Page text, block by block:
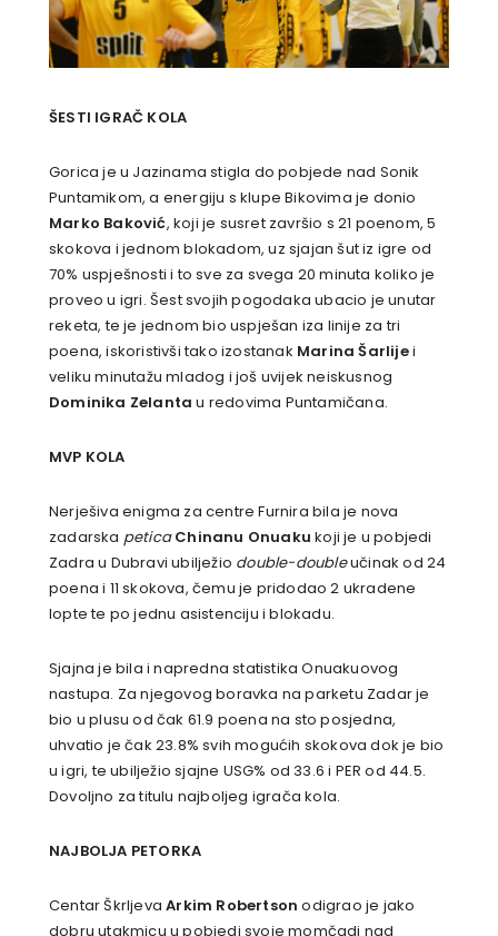
ŠESTI IGRAČ KOLA
Gorica je u Jazinama stigla do pobjede nad Sonik
Puntamikom, a energiju s klupe Bikovima je donio
Marko Baković, koji je susret završio s 21 poenom, 5
skokova i jednom blokadom, uz sjajan šut iz igre od
70% uspješnosti i to sve za svega 20 minuta koliko je
proveo u igri. Šest svojih pogodaka ubacio je unutar
reketa, te je jednom bio uspješan iza linije za tri
poena, iskoristivši tako izostanak Marina Šarlijei
veliku minutažu mladog i još uvijek neiskusnog
Dominika Zelanta u redovima Puntamičana.
MVP KOLA
Nerješiva enigma za centre Furnira bila je nova
zadarska petica Chinanu Onuaku koji je u pobjedi
Zadra u Dubravi ubilježio double-doubleučinak od 24
poena i 11 skokova, čemu je pridodao 2 ukradene
lopte te po jednu asistenciju i blokadu.
Sjajna je bila i napredna statistika Onuakuovog
nastupa. Za njegovog boravka na parketu Zadar je
bio u plusu od čak 61.9 poena na sto posjedna,
uhvatio je čak 23.8% svih mogućih skokova dok je bio
u igri, te ubilježio sjajne USG% od 33.6 i PER od 44.5.
Dovoljno za titulu najboljeg igrača kola.
NAJBOLJA PETORKA
Centar ŠkrljevaArkim Robertson odigrao je jako
dobru utakmicu u pobjedi svoje momčadi nad